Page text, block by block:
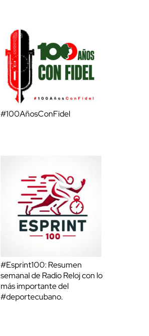
#100AñosConFidel
#Esprint100: Resumen
semanal de Radio Reloj con lo
más importante del
#deportecubano.